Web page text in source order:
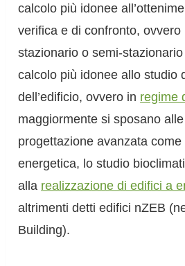
calcolo più idonee
verifica e di confronto, ovvero
stazionario o semi-
calcolo più idonee allo studio
dell’edificio, ovvero in regime
maggiormente si sposano
progettazione avanzata come
energetica, lo studio
alla realizzazione di edifici a
altrimenti detti edifici nZEB
Building).